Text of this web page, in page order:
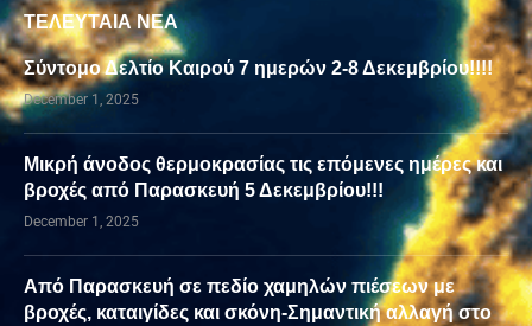
ΤΕΛΕΥΤΑΙΑ ΝΕΑ
Σύντομο Δελτίο Καιρού 7 ημερών 2-8 Δεκεμβρίου!!!!
December 1, 2025
Μικρή άνοδος θερμοκρασίας τις επόμενες ημέρες και
βροχές από Παρασκευή 5 Δεκεμβρίου!!!
December 1, 2025
Από Παρασκευή σε πεδίο χαμηλών πιέσεων με
βροχές, καταιγίδες και σκόνη-Σημαντική αλλαγή στο